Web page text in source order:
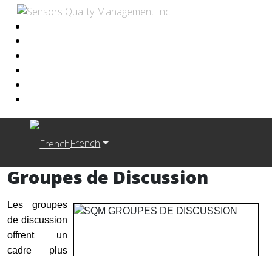
French
Groupes de Discussion
Les groupes
de discussion
offrent un
cadre plus